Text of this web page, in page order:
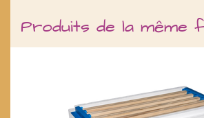
Produits de la même